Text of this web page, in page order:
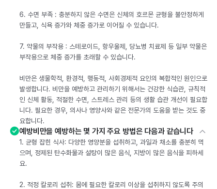
6. 수면 부족 : 충분하지 않은 수면은 신체의 호르몬 균형을 불안정하게
만들고, 식욕 증가와 체중 증가로 이어질 수 있습니다.
7. 약물의 부작용 : 스테로이드, 항우울제, 당뇨병 치료제 등 일부 약물은
부작용으로 체중 증가를 초래할 수 있습니다.
비만은 생물학적, 환경적, 행동적, 사회경제적 요인의 복합적인 원인으로
발생합니다. 비만을 예방하고 관리하기 위해서는 건강한 식습관, 규칙적
인 신체 활동, 적절한 수면, 스트레스 관리 등의 생활 습관 개선이 필요합
니다. 필요한 경우, 의사나 영양사와 같은 전문가의 도움을 받는 것도 중
요합니다.
예방비만을 예방하는 몇 가지 주요 방법은 다음과 같습니다
1. 균형 잡힌 식사: 다양한 영양분을 섭취하고, 과일과 채소를 충분히 먹
으며, 정제된 탄수화물과 설탕이 많은 음식, 지방이 많은 음식을 피하세
요.
2. 적정 칼로리 섭취: 몸에 필요한 칼로리 이상을 섭취하지 않도록 주의